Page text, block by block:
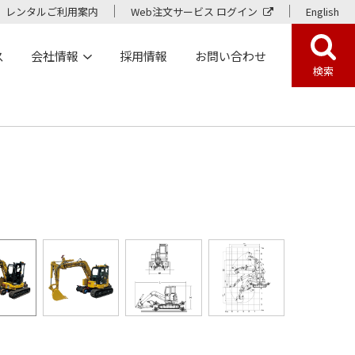
レンタルご利用案内 Web注文サービス ログイン English
会社情報 採用情報 お問い合わせ
検索